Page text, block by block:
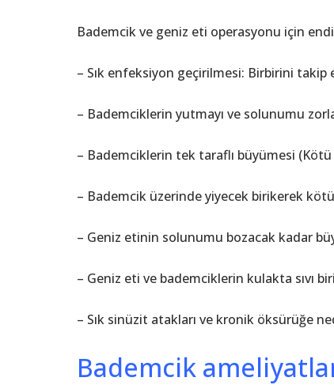
Bademcik ve geniz eti operasyonu için
– Sık enfeksiyon geçirilmesi: Birbirini
– Bademciklerin yutmayı ve solunumu
– Bademciklerin tek taraflı büyümesi
– Bademcik üzerinde yiyecek birikerek
– Geniz etinin solunumu bozacak kadar
– Geniz eti ve bademciklerin kulakta sıvı
– Sık sinüzit atakları ve kronik öksürüğe
Bademcik